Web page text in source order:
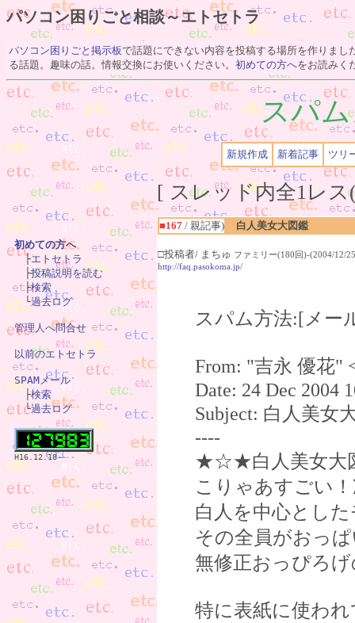
パソコン困りごと相談～エトセトラ
パソコン困りごと掲示板で話題にできない内容を投稿する場所を作りまし
る話題。趣味の話。情報交換にお使いください。 初めての方へをお読みく
スパ
新規作成 新着記事 ツリ
[ スレッド内全1レ
■167 / 親記事) 白人美女大図鑑
□投稿者/ まちゅ ファミリー(180回)-(2004/12/
http://faq.pasokoma.jp/
スパム方法:[メ
From: "吉永 優花"
Date: 24 Dec 2004
Subject: 白人美女
----
★☆★白人美女
こりゃあすごい
白人を中心とし
その全員がおっ
無修正おっぴろ
特に表紙に使わ
初めての方へ
├エトセトラ
├投稿説明を読む
├検索
└過去ログ
管理人へ問合せ
以前のエトセトラ
SPAMメール
├検索
└過去ログ
H16.12.18～